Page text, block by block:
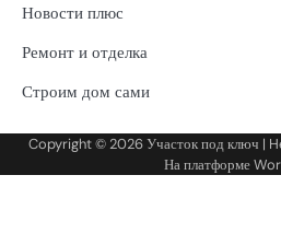
Новости плюс
Ремонт и отделка
Строим дом сами
Copyright © 2026Участок под ключ |
На платформе